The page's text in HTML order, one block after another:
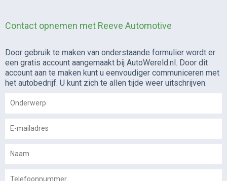
Contact opnemen met Reeve Automotive
Door gebruik te maken van onderstaande formulier wordt er
een gratis account aangemaakt bij AutoWereld.nl. Door dit
account aan te maken kunt u eenvoudiger communiceren met
het autobedrijf. U kunt zich te allen tijde weer uitschrijven.